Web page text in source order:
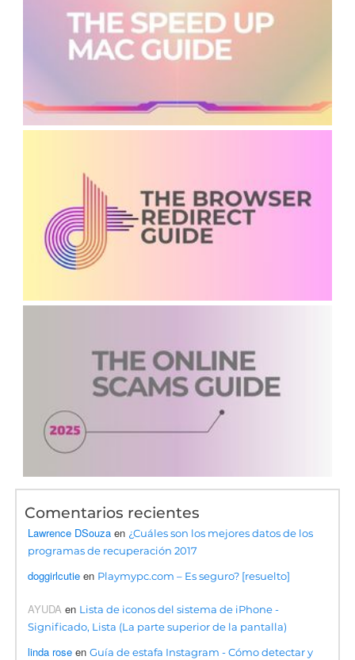
Comentarios recientes
Lawrence DSouza en ¿Cuáles son los mejores datos de los
programas de recuperación 2017
doggirlcutie en Playmypc.com – Es seguro? [resuelto]
AYUDA en Lista de iconos del sistema de iPhone -
Significado, Lista (La parte superior de la pantalla)
linda rose enGuía de estafa Instagram - Cómo detectar y